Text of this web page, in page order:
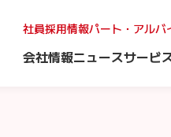
社員採用情報パート・アルバ
会社情報ニュースサービ